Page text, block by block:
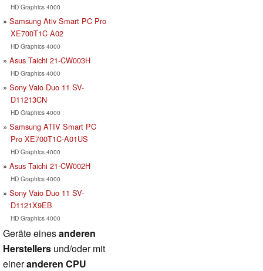
HD Graphics 4000
Samsung Ativ Smart PC Pro
XE700T1C A02
HD Graphics 4000
Asus Taichi 21-CW003H
HD Graphics 4000
Sony Vaio Duo 11 SV-
D11213CN
HD Graphics 4000
Samsung ATIV Smart PC
Pro XE700T1C-A01US
HD Graphics 4000
Asus Taichi 21-CW002H
HD Graphics 4000
Sony Vaio Duo 11 SV-
D1121X9EB
HD Graphics 4000
Geräte einesanderen
Herstellers und/oder mit
eineranderen CPU